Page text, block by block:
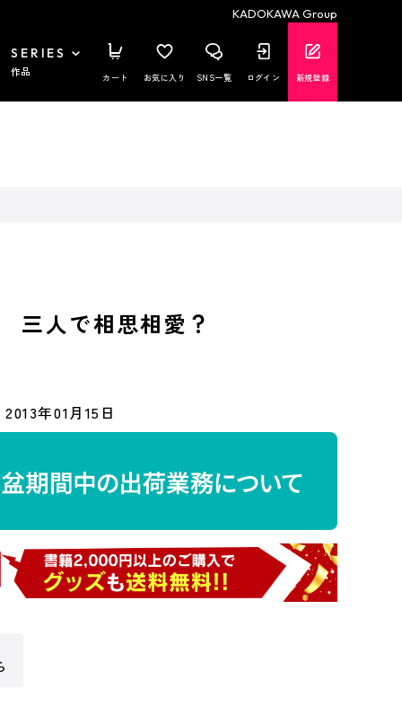
KADOKAWA Group
SERIES
作品 カート お気に入り SNS一覧 ログイン 新規登録
三人で相思相愛？
2013年01月15日